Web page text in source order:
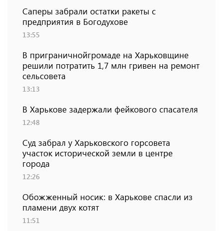
Саперы забрали остатки ракеты с
предприятия в Богодухове
13:55
В приграничнойгромаде на Харьковщине
решили потратить 1,7 млн ​​гривен на ремонт
сельсовета
13:13
В Харькове задержали фейкового спасателя
12:48
Суд забрал у Харьковского горсовета
участок исторической земли в центре
города
12:26
Обожженный носик: в Харькове спасли из
пламени двух котят
11:51